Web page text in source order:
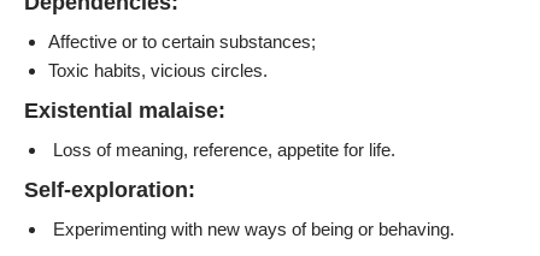
Affective or to certain substances;
Toxic habits, vicious circles.
Existential malaise:
Loss of meaning, reference, appetite for life.
Self-exploration:
Experimenting with new ways of being or behaving.